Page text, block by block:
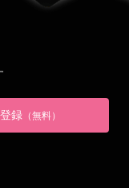
録 （無料）